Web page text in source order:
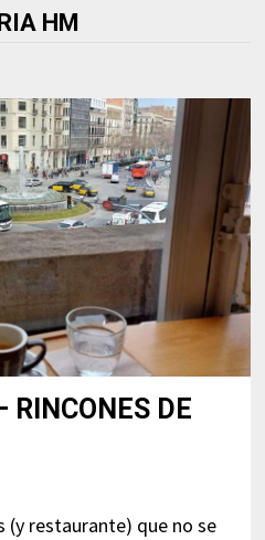
HM
RINCONES DE
(y restaurante) que no se